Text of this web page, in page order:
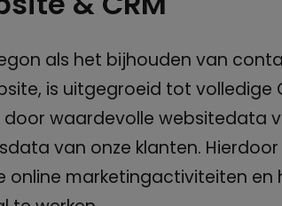
als het bijhouden van
is uitgegroeid tot volledige
door waardevolle websitedata
van onze klanten.
online marketingactiviteiten en